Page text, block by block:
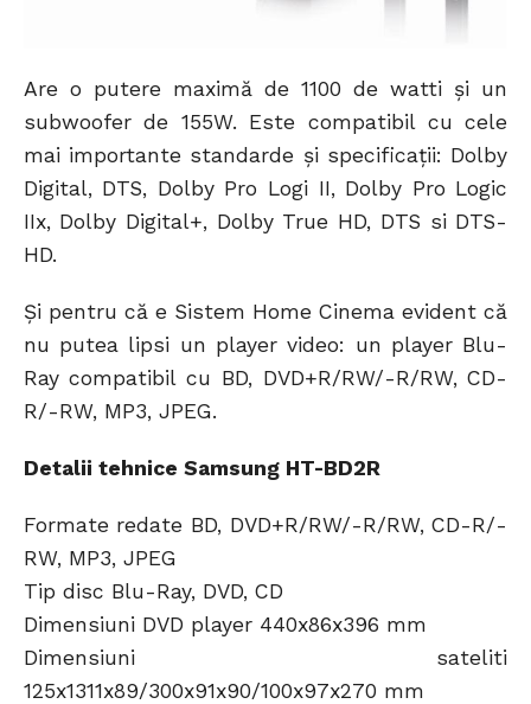
Are o putere maximă de 1100 de watti şi un
subwoofer de 155W. Este compatibil cu cele
mai importante standarde şi specificaţii: Dolby
Digital, DTS, Dolby Pro Logi II, Dolby Pro Logic
IIx, Dolby Digital+, Dolby True HD, DTS si DTS-
HD.
Şi pentru că e Sistem Home Cinema evident că
nu putea lipsi un player video: un player Blu-
Ray compatibil cu BD, DVD+R/RW/-R/RW, CD-
R/-RW, MP3, JPEG.
Detalii tehnice Samsung HT-BD2R
Formate redate BD, DVD+R/RW/-R/RW, CD-R/-
RW, MP3, JPEG
Tip disc Blu-Ray, DVD, CD
Dimensiuni DVD player 440x86x396 mm
Dimensiuni sateliti
125x1311x89/300x91x90/100x97x270 mm